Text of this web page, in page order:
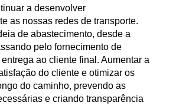
a desenvolver
as nossas redes de transporte.
de abastecimento, desde a
pelo fornecimento de
ao cliente final. Aumentar a
do cliente e otimizar os
do caminho, prevendo as
e criando transparência